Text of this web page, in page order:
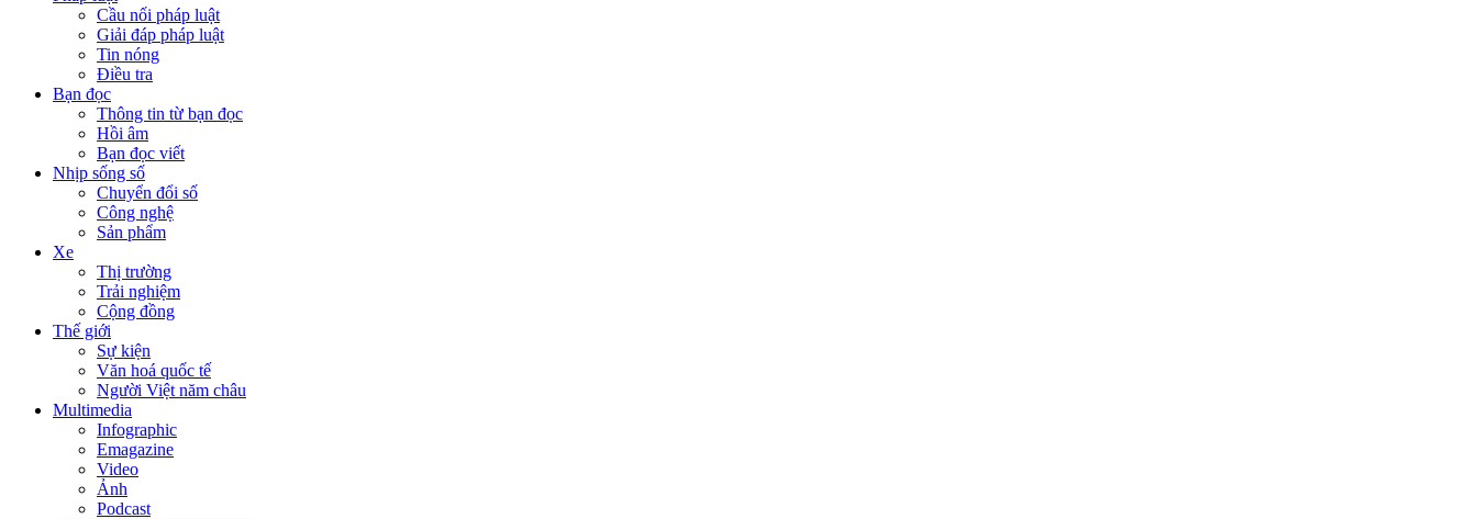
Cầu nối pháp luật
Giải đáp pháp luật
Tin nóng
Điều tra
Bạn đọc
Thông tin từ bạn đọc
Hồi âm
Bạn đọc viết
Nhịp sống số
Chuyển đổi số
Công nghệ
Sản phẩm
Xe
Thị trường
Trải nghiệm
Cộng đồng
Thế giới
Sự kiện
Văn hoá quốc tế
Người Việt năm châu
Multimedia
Infographic
Emagazine
Video
Ảnh
Podcast